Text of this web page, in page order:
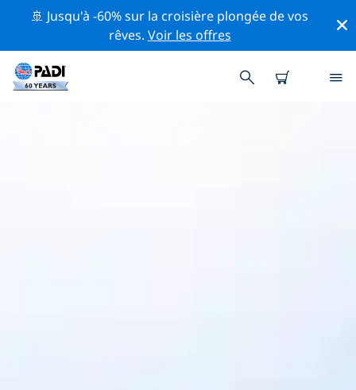
🚢 Jusqu'à -60% sur la croisière plongée de vos
rêves. Voir les offres